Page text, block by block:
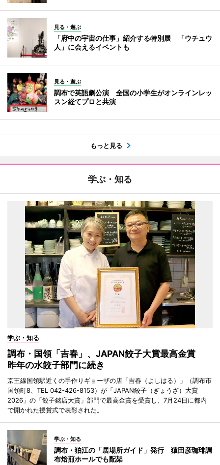
見る・遊ぶ
「府中の宇宙の仕事」紹介する特別展 「ウチュウ
人」に会えるイベントも
見る・遊ぶ
調布で英語劇公演 全国の小学生がオンラインレッ
スン経てプロと共演
もっと見る
学ぶ・知る
学ぶ・知る
調布・国領「吉春」、JAPAN餃子大賞最高金賞
昨年の水餃子部門に続き
京王線国領駅近くの手作りギョーザの店「吉春（よしはる）」（調布市
国領町8、TEL 042-426-8153）が「JAPAN餃子（ぎょうざ）大賞
2026」の「餃子銘店大賞」部門で最高金賞を受賞し、7月24日に都内
で開かれた授賞式で表彰された。
学ぶ・知る
調布・狛江の「居場所ガイド」発行 猿田彦珈琲調
布焙煎ホールでも配架